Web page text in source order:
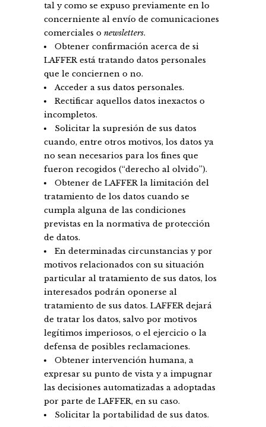
tal y como se expuso previamente en lo
concerniente al envío de comunicaciones
comerciales o newsletters.
Obtener confirmación acerca de si
LAFFER está tratando datos personales
que le conciernen o no.
Acceder a sus datos personales.
Rectificar aquellos datos inexactos o
incompletos.
Solicitar la supresión de sus datos
cuando, entre otros motivos, los datos ya
no sean necesarios para los fines que
fueron recogidos (“derecho al olvido”).
Obtener de LAFFER la limitación del
tratamiento de los datos cuando se
cumpla alguna de las condiciones
previstas en la normativa de protección
de datos.
En determinadas circunstancias y por
motivos relacionados con su situación
particular al tratamiento de sus datos, los
interesados podrán oponerse al
tratamiento de sus datos. LAFFER dejará
de tratar los datos, salvo por motivos
legítimos imperiosos, o el ejercicio o la
defensa de posibles reclamaciones.
Obtener intervención humana, a
expresar su punto de vista y a impugnar
las decisiones automatizadas a adoptadas
por parte de LAFFER, en su caso.
Solicitar la portabilidad de sus datos.